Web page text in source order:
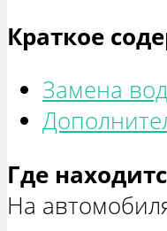
Краткое
Замена
Где
На